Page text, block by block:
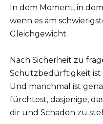
In dem Moment, in
wenn es am
Gleichgewicht.
Nach Sicherheit zu
Schutzbedürftigkeit ist
Und manchmal ist
fürchtest, dasjenige,
dir und Schaden zu